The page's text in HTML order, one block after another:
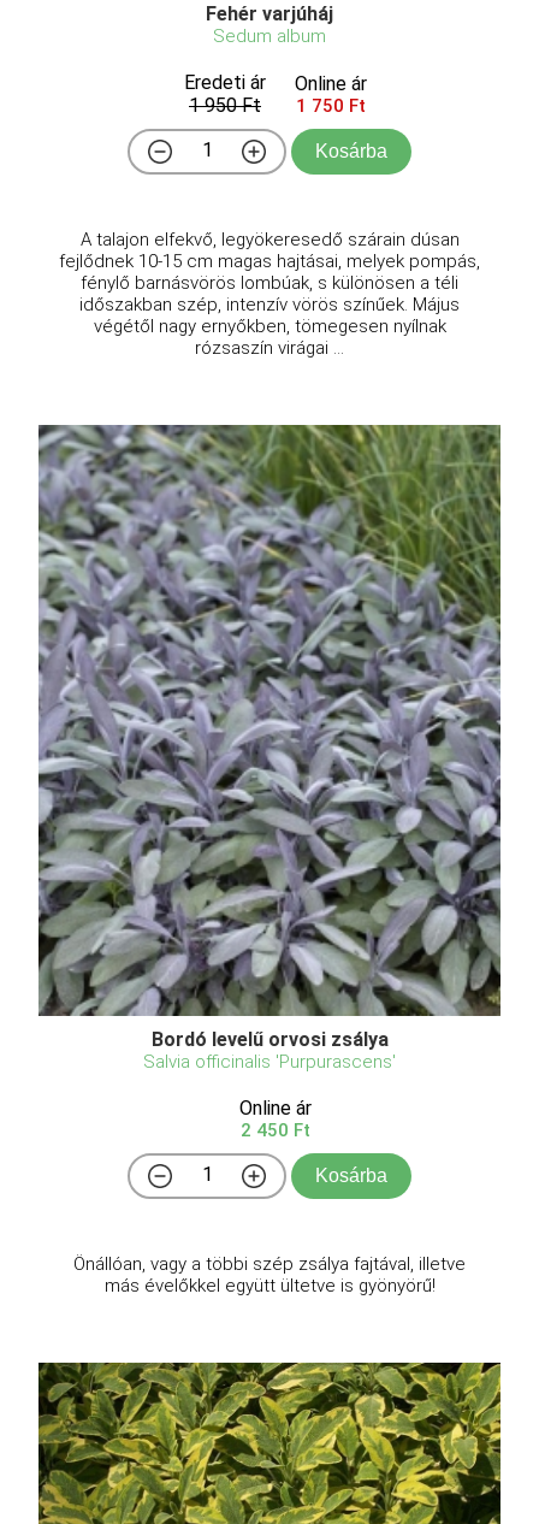
Fehér varjúháj
Sedum album
Eredeti ár
1 950 Ft
Online ár
1 750 Ft
Kosárba
A talajon elfekvő, legyökeresedő szárain dúsan
fejlődnek 10-15 cm magas hajtásai, melyek pompás,
fénylő barnásvörös lombúak, s különösen a téli
időszakban szép, intenzív vörös színűek. Május
végétől nagy ernyőkben, tömegesen nyílnak
rózsaszín virágai ...
Bordó levelű orvosi zsálya
Salvia officinalis 'Purpurascens'
Online ár
2 450 Ft
Kosárba
Önállóan, vagy a többi szép zsálya fajtával, illetve
más évelőkkel együtt ültetve is gyönyörű!